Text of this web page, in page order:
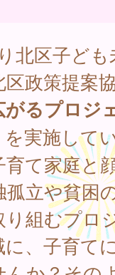
北区子ども
政策提案
がるプロジ
を実施して
て家庭と
立や貧困
組むプロ
、子育て